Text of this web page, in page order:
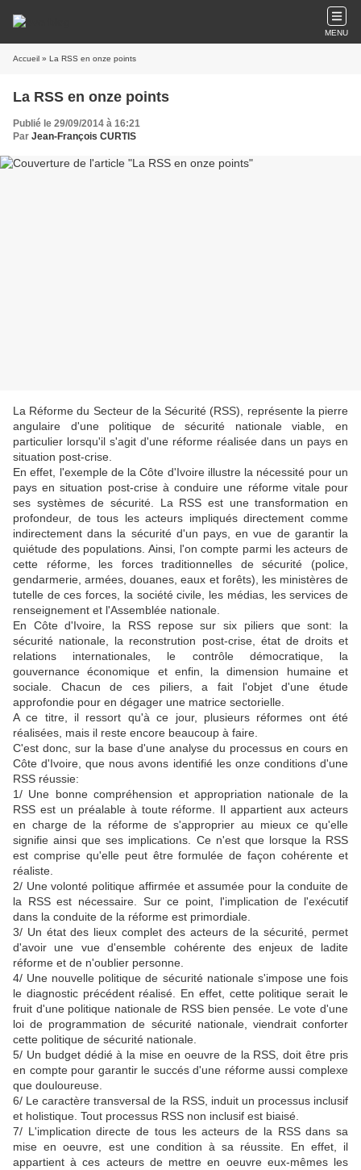
MENU
Accueil » La RSS en onze points
La RSS en onze points
Publié le 29/09/2014 à 16:21
Par Jean-François CURTIS
La Réforme du Secteur de la Sécurité (RSS), représente la pierre
angulaire d'une politique de sécurité nationale viable, en
particulier lorsqu'il s'agit d'une réforme réalisée dans un pays en
situation post-crise.
En effet, l'exemple de la Côte d'Ivoire illustre la nécessité pour un
pays en situation post-crise à conduire une réforme vitale pour
ses systèmes de sécurité. La RSS est une transformation en
profondeur, de tous les acteurs impliqués directement comme
indirectement dans la sécurité d'un pays, en vue de garantir la
quiétude des populations. Ainsi, l'on compte parmi les acteurs de
cette réforme, les forces traditionnelles de sécurité (police,
gendarmerie, armées, douanes, eaux et forêts), les ministères de
tutelle de ces forces, la société civile, les médias, les services de
renseignement et l'Assemblée nationale.
En Côte d'Ivoire, la RSS repose sur six piliers que sont: la
sécurité nationale, la reconstrution post-crise, état de droits et
relations internationales, le contrôle démocratique, la
gouvernance économique et enfin, la dimension humaine et
sociale. Chacun de ces piliers, a fait l'objet d'une étude
approfondie pour en dégager une matrice sectorielle.
A ce titre, il ressort qu'à ce jour, plusieurs réformes ont été
réalisées, mais il reste encore beaucoup à faire.
C'est donc, sur la base d'une analyse du processus en cours en
Côte d'Ivoire, que nous avons identifié les onze conditions d'une
RSS réussie:
1/ Une bonne compréhension et appropriation nationale de la
RSS est un préalable à toute réforme. Il appartient aux acteurs
en charge de la réforme de s'approprier au mieux ce qu'elle
signifie ainsi que ses implications. Ce n'est que lorsque la RSS
est comprise qu'elle peut être formulée de façon cohérente et
réaliste.
2/ Une volonté politique affirmée et assumée pour la conduite de
la RSS est nécessaire. Sur ce point, l'implication de l'exécutif
dans la conduite de la réforme est primordiale.
3/ Un état des lieux complet des acteurs de la sécurité, permet
d'avoir une vue d'ensemble cohérente des enjeux de ladite
réforme et de n'oublier personne.
4/ Une nouvelle politique de sécurité nationale s'impose une fois
le diagnostic précédent réalisé. En effet, cette politique serait le
fruit d'une politique nationale de RSS bien pensée. Le vote d'une
loi de programmation de sécurité nationale, viendrait conforter
cette politique de sécurité nationale.
5/ Un budget dédié à la mise en oeuvre de la RSS, doit être pris
en compte pour garantir le succés d'une réforme aussi complexe
que douloureuse.
6/ Le caractère transversal de la RSS, induit un processus inclusif
et holistique. Tout processus RSS non inclusif est biaisé.
7/ L'implication directe de tous les acteurs de la RSS dans sa
mise en oeuvre, est une condition à sa réussite. En effet, il
appartient à ces acteurs de mettre en oeuvre eux-mêmes les